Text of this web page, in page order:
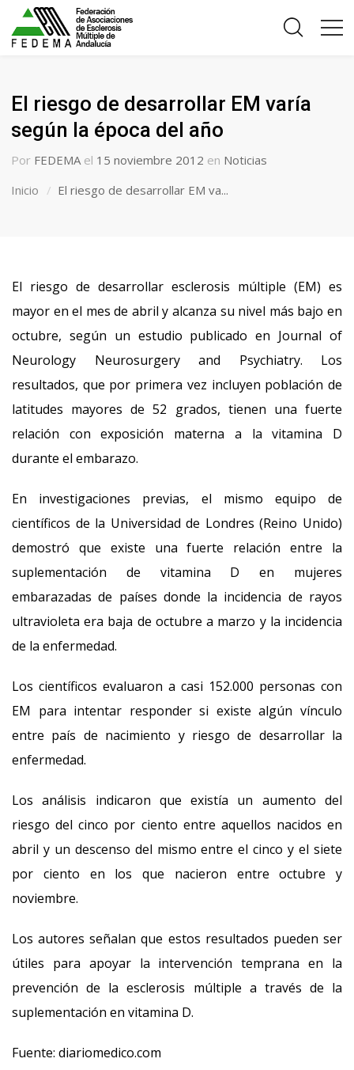
El riesgo de desarrollar EM varía
según la época del año
Por FEDEMA el 15 noviembre 2012 en Noticias
Inicio
El riesgo de desarrollar EM va...
El riesgo de desarrollar esclerosis múltiple (EM) es
mayor en el mes de abril y alcanza su nivel más bajo en
octubre, según un estudio publicado en Journal of
Neurology Neurosurgery and Psychiatry. Los
resultados, que por primera vez incluyen población de
latitudes mayores de 52 grados, tienen una fuerte
relación con exposición materna a la vitamina D
durante el embarazo.
En investigaciones previas, el mismo equipo de
científicos de la Universidad de Londres (Reino Unido)
demostró que existe una fuerte relación entre la
suplementación de vitamina D en mujeres
embarazadas de países donde la incidencia de rayos
ultravioleta era baja de octubre a marzo y la incidencia
de la enfermedad.
Los científicos evaluaron a casi 152.000 personas con
EM para intentar responder si existe algún vínculo
entre país de nacimiento y riesgo de desarrollar la
enfermedad.
Los análisis indicaron que existía un aumento del
riesgo del cinco por ciento entre aquellos nacidos en
abril y un descenso del mismo entre el cinco y el siete
por ciento en los que nacieron entre octubre y
noviembre.
Los autores señalan que estos resultados pueden ser
útiles para apoyar la intervención temprana en la
prevención de la esclerosis múltiple a través de la
suplementación en vitamina D.
Fuente: diariomedico.com